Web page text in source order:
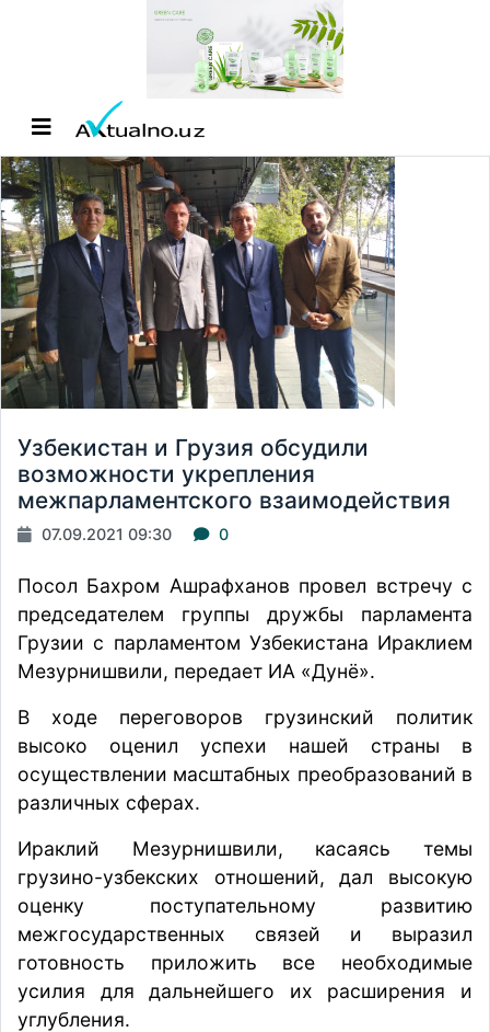
Узбекистан и Грузия обсудили
возможности укрепления
межпарламентского взаимодействия
07.09.2021 09:30 0
Посол Бахром Ашрафханов провел встречу с
председателем группы дружбы парламента
Грузии с парламентом Узбекистана Ираклием
Мезурнишвили, передает ИА «Дунё».
В ходе переговоров грузинский политик
высоко оценил успехи нашей страны в
осуществлении масштабных преобразований в
различных сферах.
Ираклий Мезурнишвили, касаясь темы
грузино-узбекских отношений, дал высокую
оценку поступательному развитию
межгосударственных связей и выразил
готовность приложить все необходимые
усилия для дальнейшего их расширения и
углубления.